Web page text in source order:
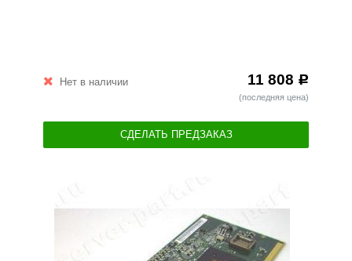
Нет в наличии 11 808 Р
(последняя цена)
СДЕЛАТЬ ПРЕДЗАКАЗ